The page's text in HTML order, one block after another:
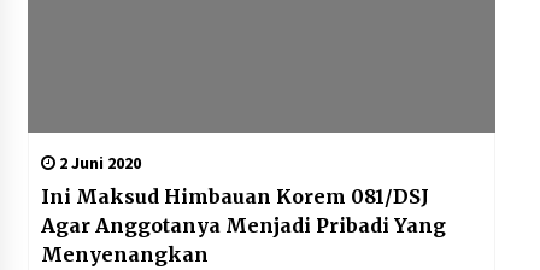
2 Juni 2020
Ini Maksud Himbauan Korem 081/DSJ
Agar Anggotanya Menjadi Pribadi Yang
Menyenangkan